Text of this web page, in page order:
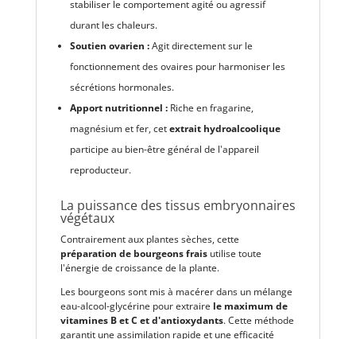
stabiliser le comportement agité ou agressif
durant les chaleurs.
Soutien ovarien :Agit directement sur le
fonctionnement des ovaires pour harmoniser les
sécrétions hormonales.
Apport nutritionnel :Riche en fragarine,
magnésium et fer, cetextrait hydroalcoolique
participe au bien-être général de l'appareil
reproducteur.
La puissance des tissus embryonnaires
végétaux
Contrairement aux plantes sèches, cette
préparation de bourgeons fraisutilise toute
l'énergie de croissance de la plante.
Les bourgeons sont mis à macérer dans un mélange
eau-alcool-glycérine pour extraire le maximum de
vitamines B et C et d'antioxydants. Cette méthode
garantit une assimilation rapide et une efficacité